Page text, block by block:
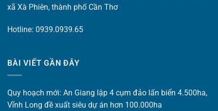
xã Xà Phiên, thành phố Cần Thơ
Hotline: 0939.0939.65
BÀI VIẾT GẦN ĐÂY
Quy hoạch mới: An Giang lập 4 cụm đảo lấn biển 4.500ha,
Vĩnh Long đề xuất siêu dự án hơn 100.000ha